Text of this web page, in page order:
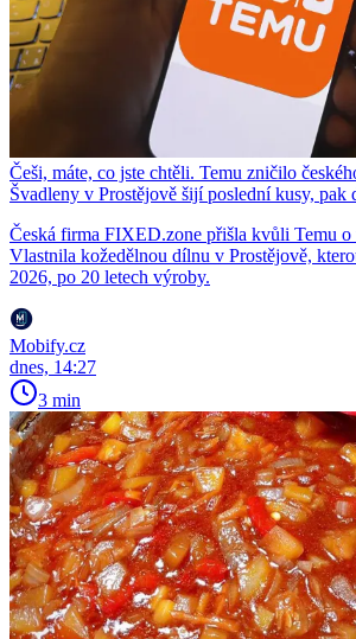
Češi, máte, co jste chtěli. Temu zničilo
Švadleny v Prostějově šijí poslední kusy, pak
Česká firma FIXED.zone přišla kvůli Temu o
Vlastnila kožedělnou dílnu v Prostějově,
2026, po 20 letech výroby.
Mobify.cz
dnes, 14:27
3 min